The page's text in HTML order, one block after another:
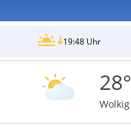
19:48 Uhr
28°
Wolkig